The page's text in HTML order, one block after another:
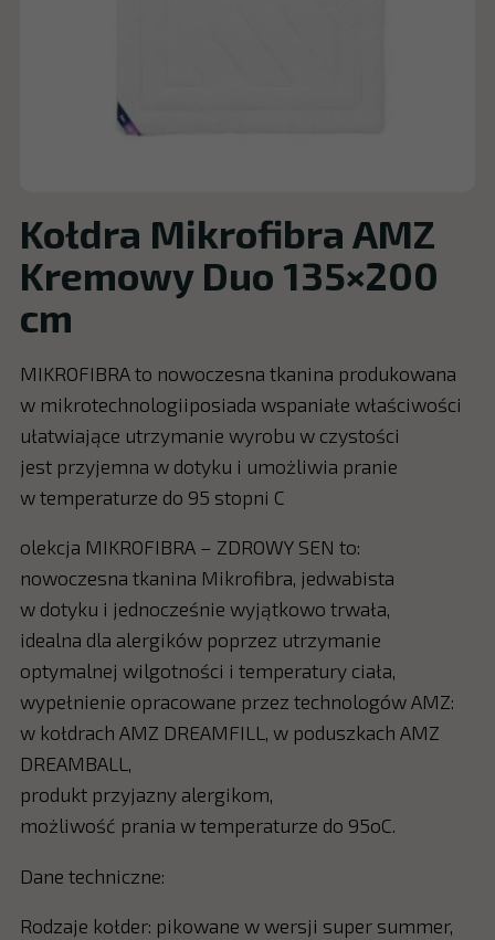
Kołdra Mikrofibra AMZ
Kremowy Duo 135×200
cm
MIKROFIBRA to nowoczesna tkanina produkowana
w mikrotechnologiiposiada wspaniałe właściwości
ułatwiające utrzymanie wyrobu w czystości
jest przyjemna w dotyku i umożliwia pranie
w temperaturze do 95 stopni C
olekcja MIKROFIBRA – ZDROWY SEN to:
nowoczesna tkanina Mikrofibra, jedwabista
w dotyku i jednocześnie wyjątkowo trwała,
idealna dla alergików poprzez utrzymanie
optymalnej wilgotności i temperatury ciała,
wypełnienie opracowane przez technologów AMZ:
w kołdrach AMZ DREAMFILL, w poduszkach AMZ
DREAMBALL,
produkt przyjazny alergikom,
możliwość prania w temperaturze do 95oC.
Dane techniczne:
Rodzaje kołder: pikowane w wersji super summer,